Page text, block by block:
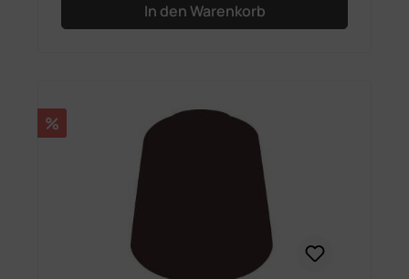
In den Warenkorb
Rabatt
%